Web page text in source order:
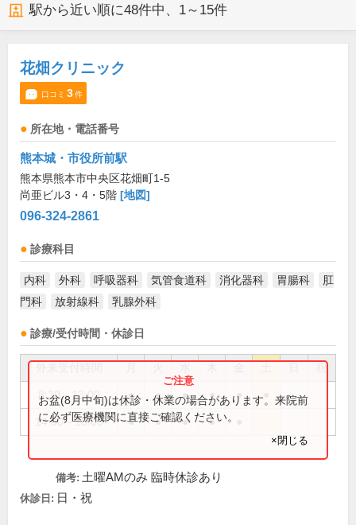
駅から近い順に48件中、 1～15件
花畑クリニック
口コミ 3件
所在地・電話番号
熊本城・市役所前駅
熊本県熊本市中央区花畑町1-5
尚亜ビル3・4・5階 [地図]
096-324-2861
診療科目
内科 外科 呼吸器科 気管食道科 消化器科 胃腸科
肛
門科
放射線科 乳腺外科
診療/受付時間・休診日
祝
8:30～13:00 ● ● ● ● ●
14:00～18:00 ● ● ● ●
お盆(8月中旬)は休診・休業の場合があります。来院前
に必ず医療機関に直接ご確認ください。
×閉じる
備考: 土曜AMのみ 臨時休診あり
休診日: 日・祝